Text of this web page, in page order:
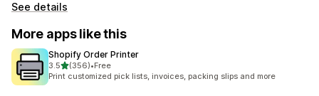
See details
More apps like this
Shopify Order Printer
3.5out of 5 stars
(356)
356 total reviews
•Free
Print customized pick lists, invoices, packing slips and more